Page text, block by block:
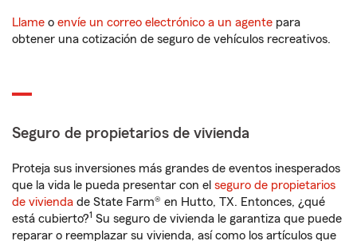
Llame o envíe un correo electrónico a un agente para
obtener una cotización de seguro de vehículos recreativos.
Seguro de propietarios de vivienda
Proteja sus inversiones más grandes de eventos inesperados
que la vida le pueda presentar con el seguro de propietarios
de vivienda de State Farm® en Hutto, TX. Entonces, ¿qué
está cubierto?1 Su seguro de vivienda le garantiza que puede
reparar o reemplazar su vivienda, así como los artículos que